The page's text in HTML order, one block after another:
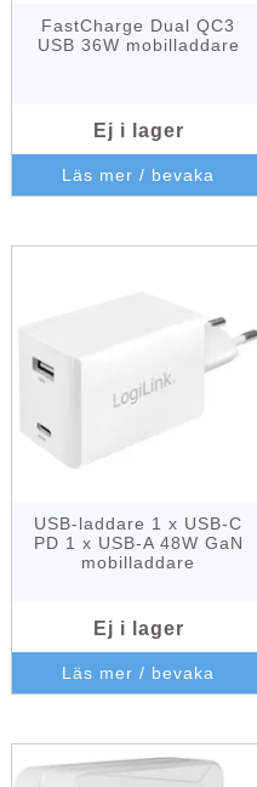
FastCharge Dual QC3
USB 36W mobilladdare
Ej i lager
Läs mer / bevaka
USB-laddare 1 x USB-C
PD 1 x USB-A 48W GaN
mobilladdare
Ej i lager
Läs mer / bevaka